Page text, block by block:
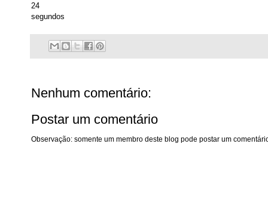
24
segundos
Nenhum comentário:
Postar um comentário
Observação: somente um membro deste blog pode postar um